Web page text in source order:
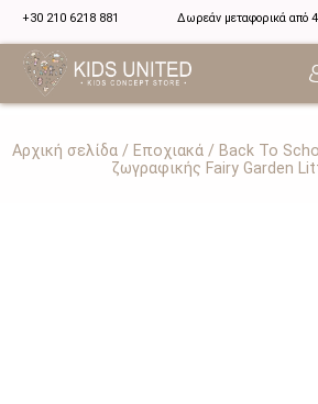
+30 210 6218 881 Δωρεάν μεταφορικά από
Αρχική σελίδα/ Εποχιακά/ Back To
ζωγραφικής Fairy Garden